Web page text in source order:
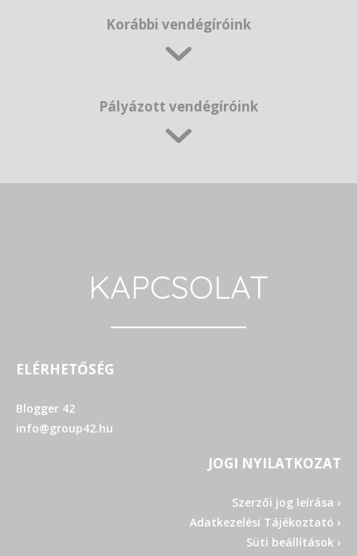
Korábbi vendégíróink
Pályázott vendégíróink
KAPCSOLAT
ELÉRHETŐSÉG
Blogger 42
info@group42.hu
JOGI NYILATKOZAT
Szerzői jog leírása ›
Adatkezelési Tájékoztató ›
Süti beállítások ›